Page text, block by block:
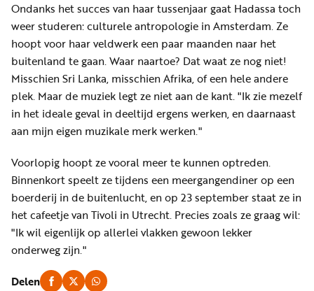
Ondanks het succes van haar tussenjaar gaat Hadassa toch
weer studeren: culturele antropologie in Amsterdam. Ze
hoopt voor haar veldwerk een paar maanden naar het
buitenland te gaan. Waar naartoe? Dat waat ze nog niet!
Misschien Sri Lanka, misschien Afrika, of een hele andere
plek. Maar de muziek legt ze niet aan de kant. "Ik zie mezelf
in het ideale geval in deeltijd ergens werken, en daarnaast
aan mijn eigen muzikale merk werken."
Voorlopig hoopt ze vooral meer te kunnen optreden.
Binnenkort speelt ze tijdens een meergangendiner op een
boerderij in de buitenlucht, en op 23 september staat ze in
het cafeetje van Tivoli in Utrecht. Precies zoals ze graag wil:
"Ik wil eigenlijk op allerlei vlakken gewoon lekker
onderweg zijn."
Delen